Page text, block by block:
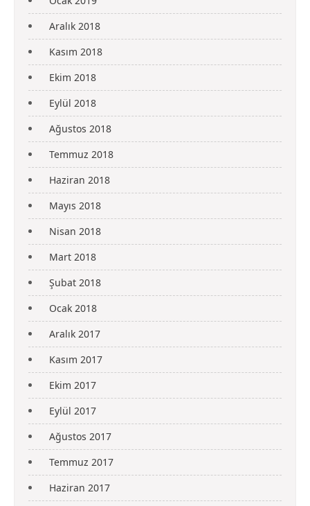
Aralık 2018
Kasım 2018
Ekim 2018
Eylül 2018
Ağustos 2018
Temmuz 2018
Haziran 2018
Mayıs 2018
Nisan 2018
Mart 2018
Şubat 2018
Ocak 2018
Aralık 2017
Kasım 2017
Ekim 2017
Eylül 2017
Ağustos 2017
Temmuz 2017
Haziran 2017